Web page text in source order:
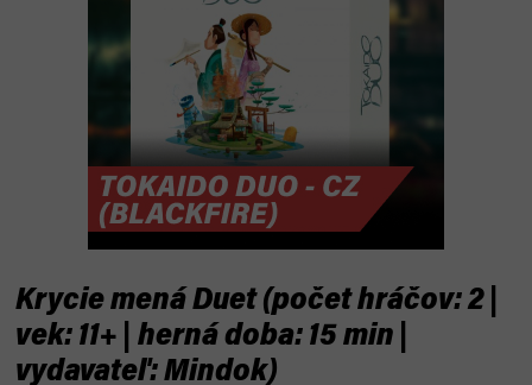
Krycie mená Duet (počet hráčov: 2 |
vek: 11+ | herná doba: 15 min |
vydavateľ: Mindok)